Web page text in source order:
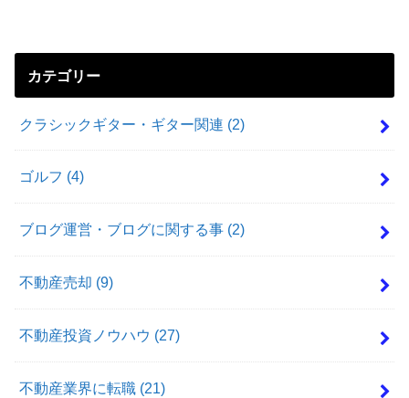
カテゴリー
クラシックギター・ギター関連 (2)
ゴルフ (4)
ブログ運営・ブログに関する事 (2)
不動産売却 (9)
不動産投資ノウハウ (27)
不動産業界に転職 (21)